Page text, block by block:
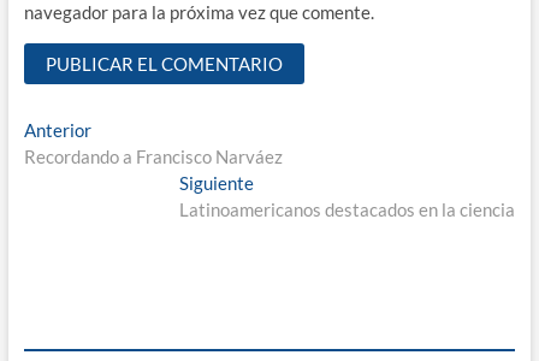
navegador para la próxima vez que comente.
Navegación
de
AnteriorEntrada
anterior:
Recordando a Francisco Narváez
SiguienteEntrada
siguiente:
Latinoamericanos destacados en la ciencia